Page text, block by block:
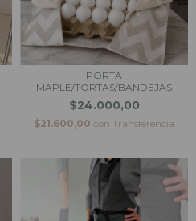
PORTA
MAPLE/TORTAS/BANDEJAS
$24.000,00
$21.600,00 con Transferencia